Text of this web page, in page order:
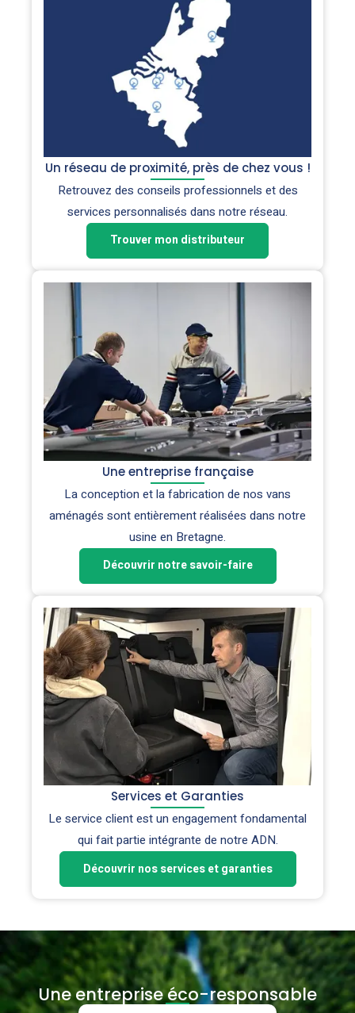
Un réseau de proximité, près de chez vous !
Retrouvez des conseils professionnels et des
services personnalisés dans notre réseau.
Trouver mon distributeur
Une entreprise française
La conception et la fabrication de nos vans
aménagés sont entièrement réalisées dans notre
usine en Bretagne.
Découvrir notre savoir-faire
Services et Garanties
Le service client est un engagement fondamental
qui fait partie intégrante de notre ADN.
Découvrir nos services et garanties
Une entreprise éco-responsable